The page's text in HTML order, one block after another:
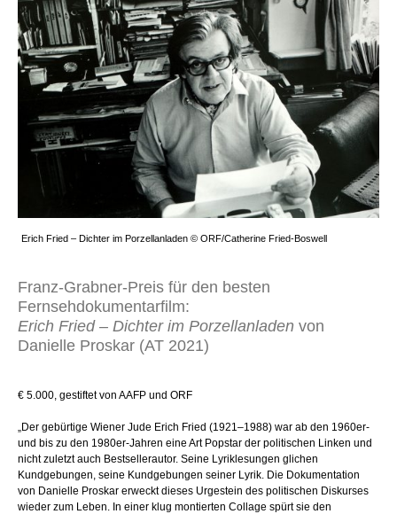
Erich Fried – Dichter im Porzellanladen © ORF/Catherine Fried-Boswell
Franz-Grabner-Preis für den besten
Fernsehdokumentarfilm:
Erich Fried – Dichter im Porzellanladen von
Danielle Proskar (AT 2021)
€ 5.000, gestiftet von AAFP und ORF
„Der gebürtige Wiener Jude Erich Fried (1921–1988) war ab den 1960er-
und bis zu den 1980er-Jahren eine Art Popstar der politischen Linken und
nicht zuletzt auch Bestsellerautor. Seine Lyriklesungen glichen
Kundgebungen, seine Kundgebungen seiner Lyrik. Die Dokumentation
von Danielle Proskar erweckt dieses Urgestein des politischen Diskurses
wieder zum Leben. In einer klug montierten Collage spürt sie den